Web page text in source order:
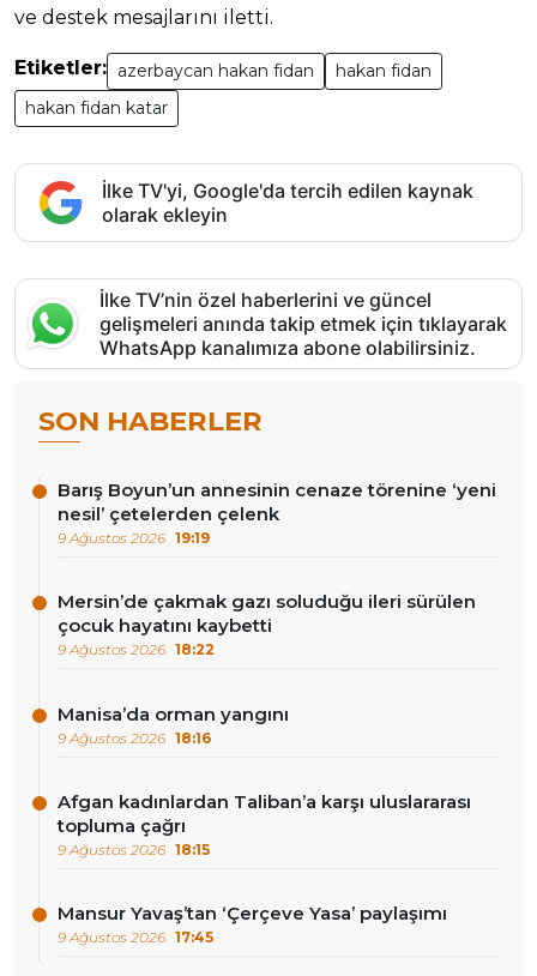
ve destek mesajlarını iletti.
Etiketler: azerbaycan hakan fidan
hakan fidan
hakan fidan katar
İlke TV'yi, Google'da tercih edilen kaynak
olarak ekleyin
İlke TV’nin özel haberlerini ve güncel
gelişmeleri anında takip etmek için tıklayarak
WhatsApp kanalımıza abone olabilirsiniz.
SON HABERLER
Barış Boyun’un annesinin cenaze törenine ‘yeni
nesil’ çetelerden çelenk
9 Ağustos 2026 19:19
Mersin’de çakmak gazı soluduğu ileri sürülen
çocuk hayatını kaybetti
9 Ağustos 2026 18:22
Manisa’da orman yangını
9 Ağustos 2026 18:16
Afgan kadınlardan Taliban’a karşı uluslararası
topluma çağrı
9 Ağustos 2026 18:15
Mansur Yavaş’tan ‘Çerçeve Yasa’ paylaşımı
9 Ağustos 2026 17:45